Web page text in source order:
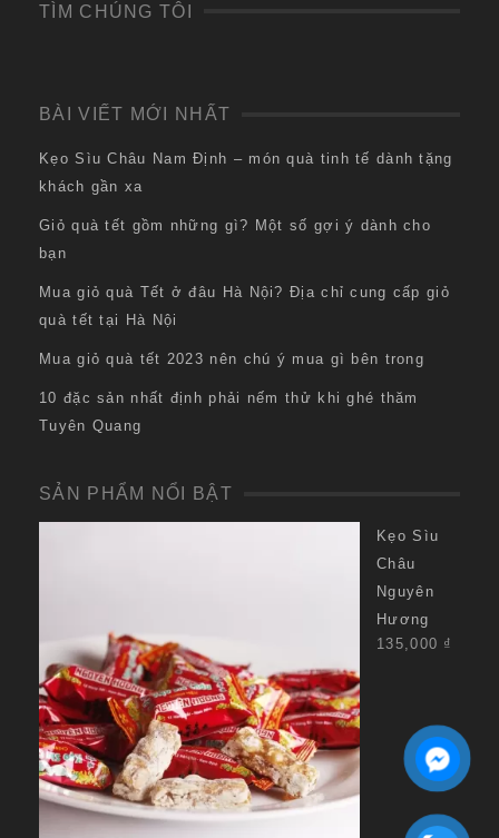
TÌM CHÚNG TÔI
BÀI VIẾT MỚI NHẤT
Kẹo Sìu Châu Nam Định – món quà tinh tế dành tặng
khách gần xa
Giỏ quà tết gồm những gì? Một số gợi ý dành cho
bạn
Mua giỏ quà Tết ở đâu Hà Nội? Địa chỉ cung cấp giỏ
quà tết tại Hà Nội
Mua giỏ quà tết 2023 nên chú ý mua gì bên trong
10 đặc sản nhất định phải nếm thử khi ghé thăm
Tuyên Quang
SẢN PHẨM NỔI BẬT
Kẹo Sìu
Châu
Nguyên
Hương
135,000 ₫